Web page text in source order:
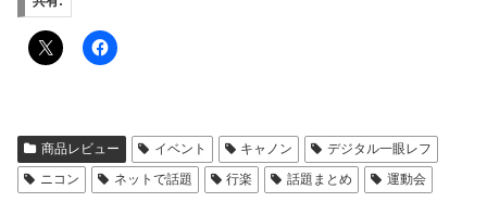
商品レビュー イベント キャノン
デジタル一眼レフ
ニコン
ネットで話題 行楽 話題まとめ 運動会